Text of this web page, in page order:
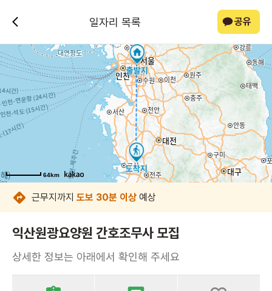
일자리 목록 공유
64km
64km
64km
64km
64km
64km
64km
64km
근무지까지 도보 30분 이상 예상
익산원광요양원 간호조무사 모집
상세한 정보는 아래에서 확인해 주세요